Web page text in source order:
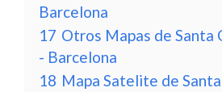
Barcelona
17 Otros Mapas de Santa
- Barcelona
18 Mapa Satelite de